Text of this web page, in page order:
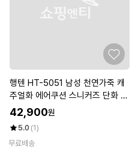
행텐 HT-5051 남성 천연가죽 캐
주얼화 에어쿠션 스니커즈 단화 로
퍼
42,900원
5.0 (1)
무료배송